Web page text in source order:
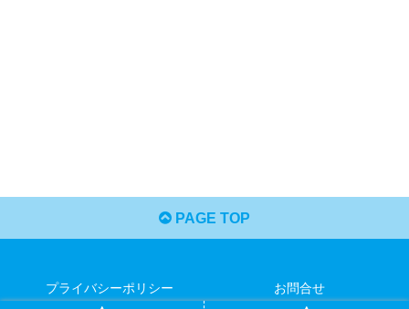
PAGE TOP
プライバシーポリシー お問合せ